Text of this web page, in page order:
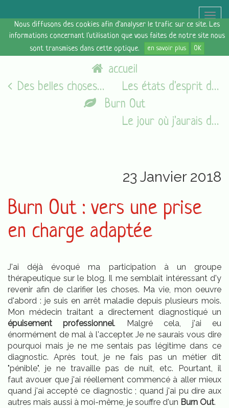
Nous diffusons des cookies afin d'analyser le trafic sur ce site. Les
informations concernant l'utilisation que vous faites de notre site nous
sont transmises dans cette optique.
en savoir plus OK
Toggle
accueil
Des belles choses [21 janvier 2018]
Les états d'esprit du vendredi [26/01/18]
Burn Out
Le jour où j'aurais du lever le pied...
23 Janvier 2018
Burn Out : vers une prise
en charge adaptée
J'ai déjà évoqué ma participation à un groupe
thérapeutique sur le blog. Il me semblait intéressant d'y
revenir afin de clarifier les choses. Ma vie, mon oeuvre
d'abord : je suis en arrêt maladie depuis plusieurs mois.
Mon médecin traitant a directement diagnostiqué un
épuisement professionnel. Malgré cela, j'ai eu
énormément de mal à l'accepter. Je ne saurais vous dire
pourquoi mais je ne me sentais pas légitime dans ce
diagnostic. Après tout, je ne fais pas un métier dit
"pénible", je ne travaille pas de nuit, etc. Pourtant, il
faut avouer que j'ai réellement commencé à aller mieux
quand j'ai accepté ce diagnostic ; quand j'ai pu dire aux
autres mais aussi à moi-même, je souffre d'un Burn Out.